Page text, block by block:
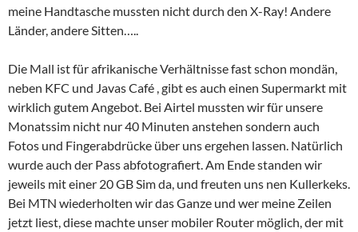
meine Handtasche mussten nicht durch den X-Ray! Andere
Länder, andere Sitten…..
Die Mall ist für afrikanische Verhältnisse fast schon mondän,
neben KFC und Javas Café , gibt es auch einen Supermarkt mit
wirklich gutem Angebot. Bei Airtel mussten wir für unsere
Monatssim nicht nur 40 Minuten anstehen sondern auch
Fotos und Fingerabdrücke über uns ergehen lassen. Natürlich
wurde auch der Pass abfotografiert. Am Ende standen wir
jeweils mit einer 20 GB Sim da, und freuten uns nen Kullerkeks.
Bei MTN wiederholten wir das Ganze und wer meine Zeilen
jetzt liest, diese machte unser mobiler Router möglich, der mit